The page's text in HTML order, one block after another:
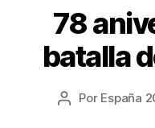
78
batalla
Por España